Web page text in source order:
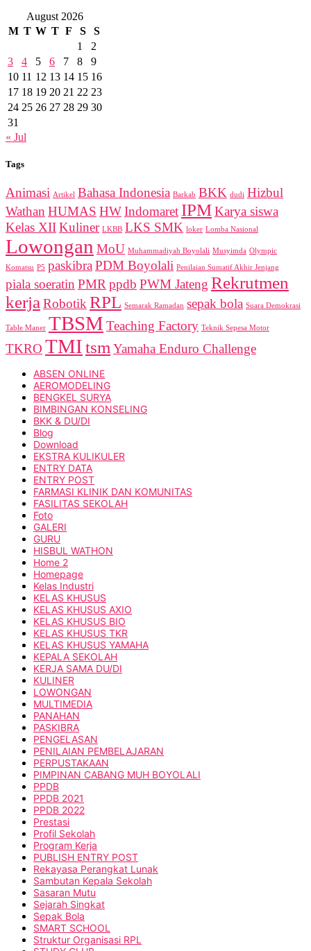
August 2026
M T W T F S
S
1
2
3
4 5 6 7 8
9
10 11 12 13 14 15 16
17 18 19 20 21 22 23
24 25 26 27 28 29 30
31
« Jul
Tags
Animasi Artikel Bahasa Indonesia Barkab BKK dudi Hizbul
Wathan HUMAS HWIndomaret IPMKarya siswa
Kelas XIIKuliner LKBB LKS SMK loker Lomba Nasional
Lowongan MoU Muhammadiyah Boyolali Musyimda Olympic
Komatsu P5 paskibraPDM Boyolali Penilaian Sumatif Akhir Jenjang
piala soeratin PMRppdb PWM Jateng Rekrutmen
kerjaRobotikRPL Semarak Ramadan sepak bola Suara Demokrasi
Table Maner TBSM Teaching Factory Teknik Sepesa Motor
TKRO TMItsmYamaha Enduro Challenge
ABSEN ONLINE
AEROMODELING
BENGKEL SURYA
BIMBINGAN KONSELING
BKK & DU/DI
Blog
Download
EKSTRA KULIKULER
ENTRY DATA
ENTRY POST
FARMASI KLINIK DAN KOMUNITAS
FASILITAS SEKOLAH
Foto
GALERI
GURU
HISBUL WATHON
Home 2
Homepage
Kelas Industri
KELAS KHUSUS
KELAS KHUSUS AXIO
KELAS KHUSUS BIO
KELAS KHUSUS TKR
KELAS KHUSUS YAMAHA
KEPALA SEKOLAH
KERJA SAMA DU/DI
KULINER
LOWONGAN
MULTIMEDIA
PANAHAN
PASKIBRA
PENGELASAN
PENILAIAN PEMBELAJARAN
PERPUSTAKAAN
PIMPINAN CABANG MUH BOYOLALI
PPDB
PPDB 2021
PPDB 2022
Prestasi
Profil Sekolah
Program Kerja
PUBLISH ENTRY POST
Rekayasa Perangkat Lunak
Sambutan Kepala Sekolah
Sasaran Mutu
Sejarah Singkat
Sepak Bola
SMART SCHOOL
Struktur Organisasi RPL